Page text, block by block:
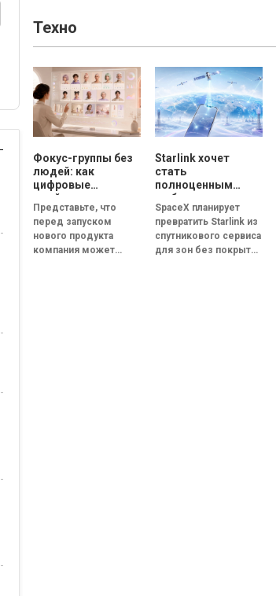
восприятие качества
формирующих общую
оценку жизни...
Техно
Фокус-группы без
людей: как
цифровые
двойники
покупателей
изменят
маркетинговые
исследования
Представьте, что
перед запуском
нового продукта
компания может
Starlink хочет
стать
полноценным
мобильным
оператором:
SpaceX готовит
конкурента
Verizon, AT&T и T-
SpaceX планирует
превратить Starlink из
спутникового сервиса
для зон без покрытия